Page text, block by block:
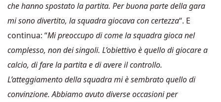
che hanno spostato la partita. Per buona parte della gara
mi sono divertito, la squadra giocava con certezza“. E
continua: “Mi preoccupo di come la squadra gioca nel
complesso, non dei singoli. L’obiettivo è quello di giocare a
calcio, di fare la partita e di avere il controllo.
L’atteggiamento della squadra mi è sembrato quello di
convinzione. Abbiamo avuto diverse occasioni per